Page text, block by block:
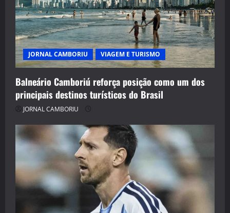
JORNAL CAMBORIU VIAGEM E TURISMO
Balneário Camboriú reforça posição como um dos
principais destinos turísticos do Brasil
JORNAL CAMBORIU